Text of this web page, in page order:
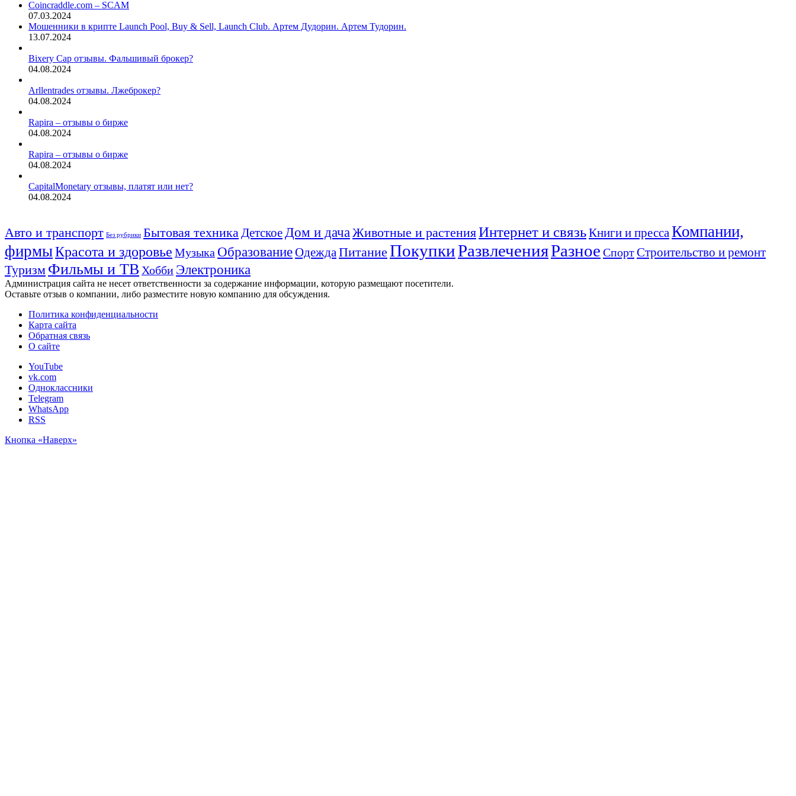
Coincraddle.com – SCAM
07.03.2024
Мошенники в крипте Launch Pool, Buy & Sell, Launch Club. Артем Дудорин. Артем Тудорин.
13.07.2024
Bixery Cap отзывы. Фальшивый брокер?
04.08.2024
Arllentrades отзывы. Лжеброкер?
04.08.2024
Rapira – отзывы о бирже
04.08.2024
Rapira – отзывы о бирже
04.08.2024
CapitalMonetary отзывы, платят или нет?
04.08.2024
Авто и транспорт Без рубрики Бытовая техника Детское Дом и дача Животные и растенияИнтернет и связьКниги и пресса Компании,
фирмыКрасота и здоровье Музыка ОбразованиеОдежда Питание ПокупкиРазвлеченияРазное СпортСтроительство и ремонт
Туризм Фильмы и ТВ Хобби Электроника
Администрация сайта не несет ответственности за содержание информации, которую размещают посетители.
Оставьте отзыв о компании, либо разместите новую компанию для обсуждения.
Политика конфиденциальности
Карта сайта
Обратная связь
О сайте
YouTube
vk.com
Одноклассники
Telegram
WhatsApp
RSS
Кнопка «Наверх»